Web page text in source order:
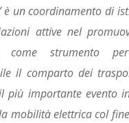
è un coordinamento di
attive nel
come strumento
il comparto dei
più importante evento
mobilità elettrica col